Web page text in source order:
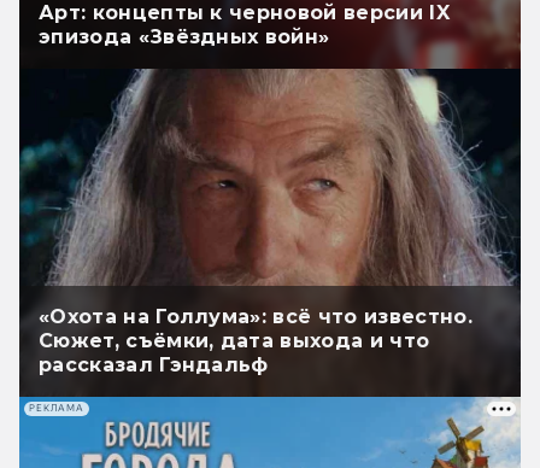
Арт: концепты к черновой версии IX
эпизода «Звёздных войн»
«Охота на Голлума»: всё что известно.
Сюжет, съёмки, дата выхода и что
рассказал Гэндальф
РЕКЛАМА